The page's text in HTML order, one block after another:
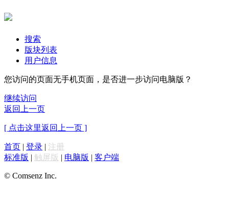
搜索
版块列表
用户信息
您访问的页面无手机页面，是否进一步访问电脑版？
继续访问
返回上一页
[ 点击这里返回上一页 ]
首页 | 登录 | 注册
标准版 | 触屏版 | 电脑版 | 客户端
© Comsenz Inc.